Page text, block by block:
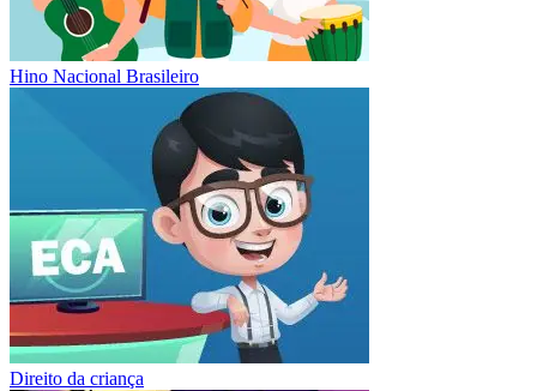
Hino Nacional Brasileiro
Direito da criança